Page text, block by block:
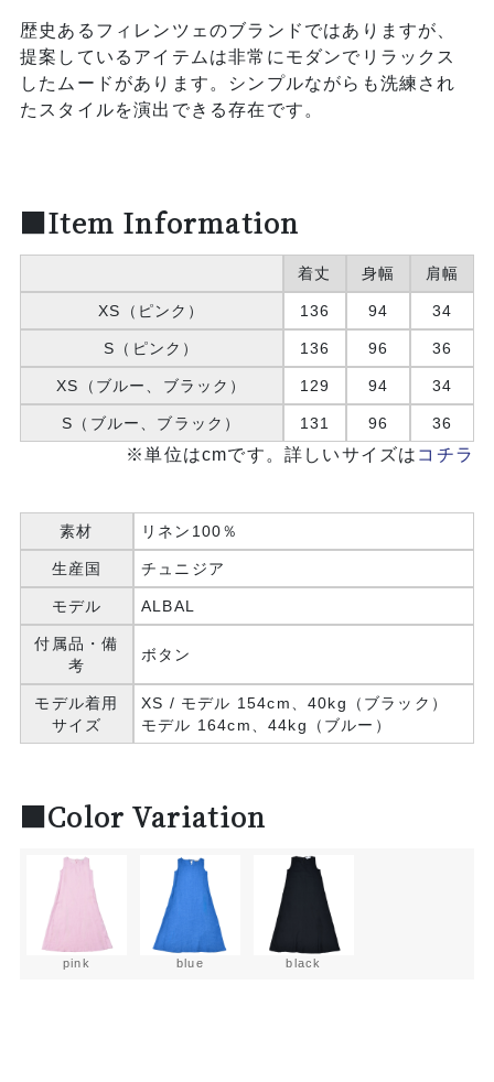
歴史あるフィレンツェのブランドではありますが、
提案しているアイテムは非常にモダンでリラックス
したムードがあります。シンプルながらも洗練され
たスタイルを演出できる存在です。
■Item Information
着丈 身幅 肩幅
XS（ピンク） 136 94 34
S（ピンク） 136 96 36
XS（ブルー、ブラック） 129 94 34
S（ブルー、ブラック） 131 96 36
※単位はcmです。詳しいサイズは コチラ
素材 リネン100％
生産国 チュニジア
モデル ALBAL
付属品・備
考
ボタン
モデル着用
サイズ
XS / モデル 154cm、40kg（ブラック）
モデル 164cm、44kg（ブルー）
■Color Variation
pink blue black